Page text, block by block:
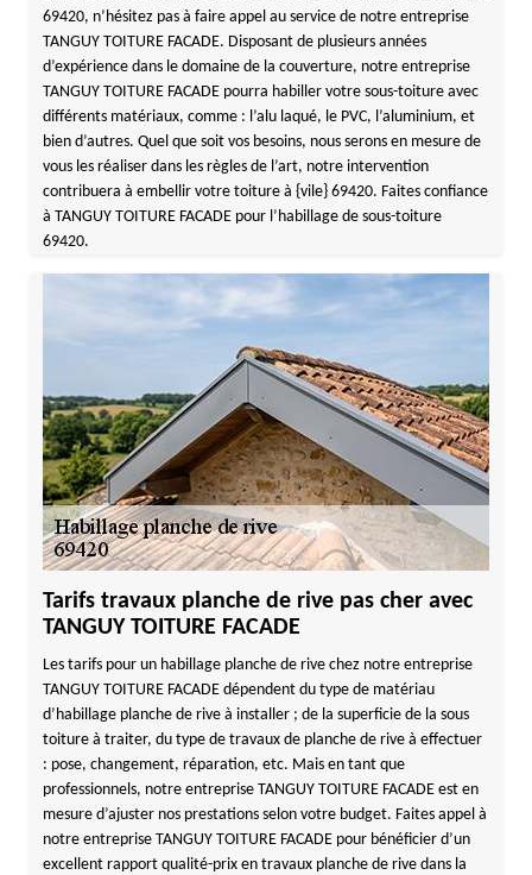
69420, n’hésitez pas à faire appel au service de notre entreprise
TANGUY TOITURE FACADE. Disposant de plusieurs années
d’expérience dans le domaine de la couverture, notre entreprise
TANGUY TOITURE FACADE pourra habiller votre sous-toiture avec
différents matériaux, comme : l’alu laqué, le PVC, l’aluminium, et
bien d’autres. Quel que soit vos besoins, nous serons en mesure de
vous les réaliser dans les règles de l’art, notre intervention
contribuera à embellir votre toiture à {vile} 69420. Faites confiance
à TANGUY TOITURE FACADE pour l’habillage de sous-toiture
69420.
Tarifs travaux planche de rive pas cher avec
TANGUY TOITURE FACADE
Les tarifs pour un habillage planche de rive chez notre entreprise
TANGUY TOITURE FACADE dépendent du type de matériau
d’habillage planche de rive à installer ; de la superficie de la sous
toiture à traiter, du type de travaux de planche de rive à effectuer
: pose, changement, réparation, etc. Mais en tant que
professionnels, notre entreprise TANGUY TOITURE FACADE est en
mesure d’ajuster nos prestations selon votre budget. Faites appel à
notre entreprise TANGUY TOITURE FACADE pour bénéficier d’un
excellent rapport qualité-prix en travaux planche de rive dans la